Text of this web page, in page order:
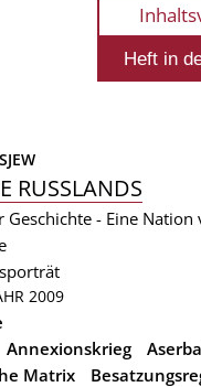
RUSSLANDS
Geschichte - Eine
2009
Annexionskrieg
Matrix